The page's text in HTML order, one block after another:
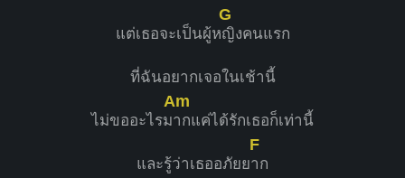
แต่เธอจะเป็นผู้ห
G
ญิงคนแรก
ที่ฉันอยากเจอในเช้านี้
ไม่ขออะไรม
Am
ากแค่ได้รักเธอก็เท่านี้
และรู้ว่าเธออภัยย
F
าก